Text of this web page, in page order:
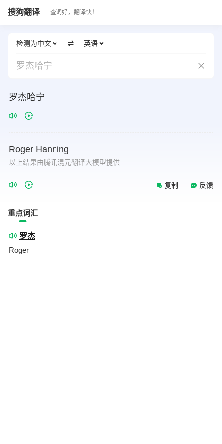
搜狗翻译 查词好，翻译快！
检测为中文 英语
罗杰哈宁
罗杰哈宁
Roger Hanning
以上结果由腾讯混元翻译大模型提供
复制 反馈
重点词汇
罗杰
Roger